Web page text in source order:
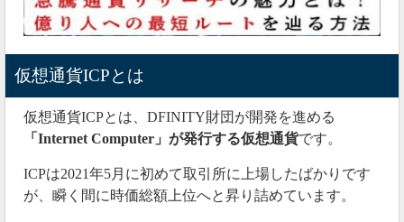
仮想通貨ICPとは
仮想通貨ICPとは、DFINITY財団が開発を進める
「Internet Computer」が発行する仮想通貨です。
ICPは2021年5月に初めて取引所に上場したばかりです
が、瞬く間に時価総額上位へと昇り詰めています。